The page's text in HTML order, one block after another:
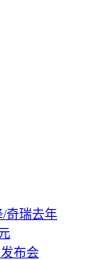
/奇瑞去年
布会